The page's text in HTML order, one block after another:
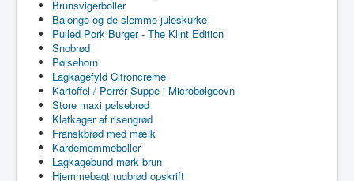
Brunsvigerboller
Balongo og de slemme juleskurke
Pulled Pork Burger - The Klint Edition
Snobrød
Pølsehorn
Lagkagefyld Citroncreme
Kartoffel / Porrér Suppe i Microbølgeovn
Store maxi pølsebrød
Klatkager af risengrød
Franskbrød med mælk
Kardemommeboller
Lagkagebund mørk brun
Hjemmebagt rugbrød opskrift